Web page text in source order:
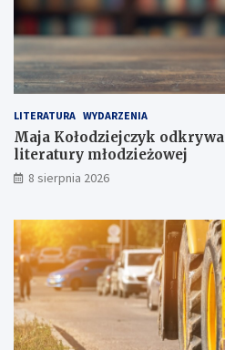
o
n
i
!
LITERATURA WYDARZENIA
Maja Kołodziejczyk
literatury młodzieżowej
8 sierpnia 2026